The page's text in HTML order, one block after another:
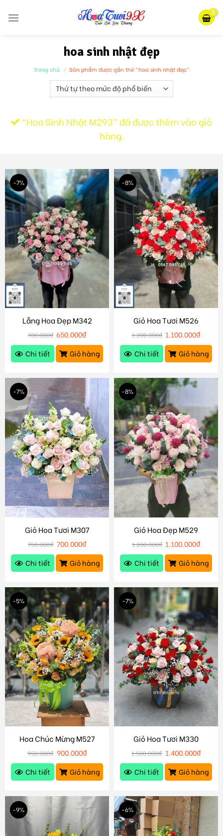
hoa sinh nhật đẹp
Trang chủ / Sản phẩm được gắn thẻ “hoa sinh nhật đẹp”
“Hoa Sinh Nhật M293” đã được thêm vào giỏ
hàng.
-7%
Lẵng Hoa Đẹp M342
700.000₫ 650.000₫
Chi tiết
Giỏ hàng
-8%
Giỏ Hoa Tươi M526
1.200.000₫ 1.100.000₫
Chi tiết
Giỏ hàng
-7%
Giỏ Hoa Tươi M307
750.000₫ 700.000₫
Chi tiết
Giỏ hàng
-8%
Giỏ Hoa Đẹp M529
1.200.000₫ 1.100.000₫
Chi tiết
Giỏ hàng
-5%
Hoa Chúc Mừng M527
950.000₫ 900.000₫
Chi tiết
Giỏ hàng
-7%
Giỏ Hoa Tươi M330
1.500.000₫ 1.400.000₫
Chi tiết
Giỏ hàng
-9% -6%